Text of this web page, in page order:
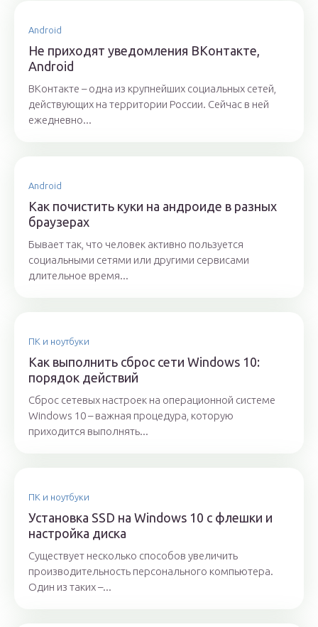
Android
Не приходят уведомления ВКонтакте,
Android
ВКонтакте – одна из крупнейших социальных сетей,
действующих на территории России. Сейчас в ней
ежедневно...
Android
Как почистить куки на андроиде в разных
браузерах
Бывает так, что человек активно пользуется
социальными сетями или другими сервисами
длительное время...
ПК и ноутбуки
Как выполнить сброс сети Windows 10:
порядок действий
Сброс сетевых настроек на операционной системе
Windows 10 – важная процедура, которую
приходится выполнять...
ПК и ноутбуки
Установка SSD на Windows 10 с флешки и
настройка диска
Существует несколько способов увеличить
производительность персонального компьютера.
Один из таких –...